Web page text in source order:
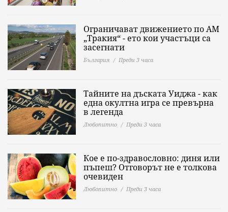
Ограничават движението по АМ
„Тракия“ - ето кои участъци са
засегнати
България Преди 3 часа
Тайните на дъската Уиджа - как
една окултна игра се превърна
в легенда
Любопитно Преди 3 часа
Кое е по-здравословно: диня или
пъпеш? Отговорът не е толкова
очевиден
Любопитно Преди 3 часа